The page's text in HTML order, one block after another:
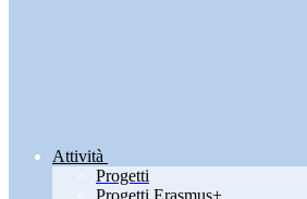
Attività
Progetti